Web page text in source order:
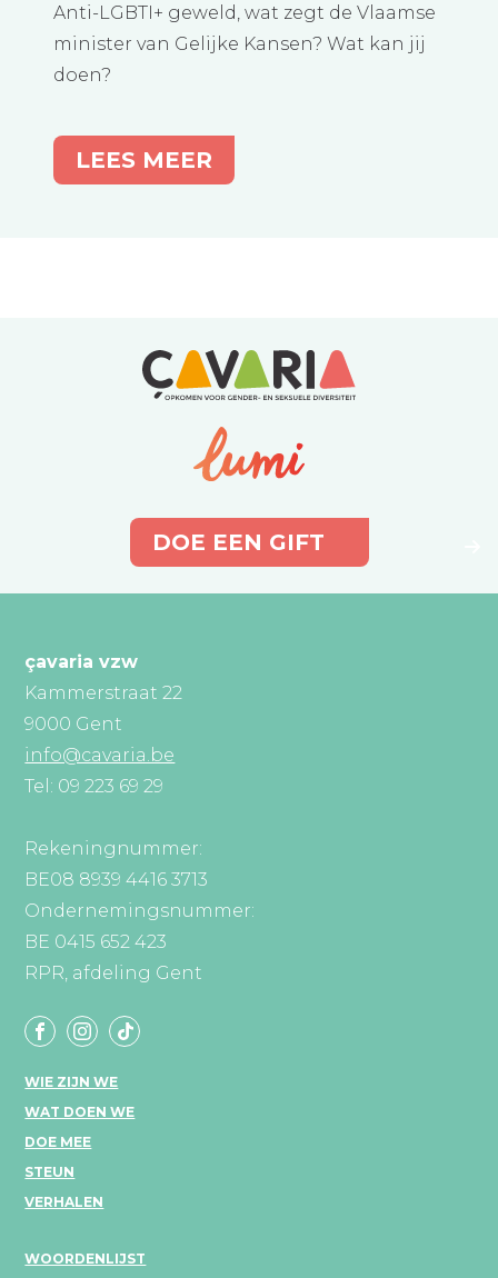
Anti-LGBTI+ geweld, wat zegt de Vlaamse
minister van Gelijke Kansen? Wat kan jij
doen?
LEES MEER
DOE EEN GIFT
çavaria vzw
Kammerstraat 22
9000 Gent
info@cavaria.be
Tel: 09 223 69 29
Rekeningnummer:
BE08 8939 4416 3713
Ondernemingsnummer:
BE 0415 652 423
RPR, afdeling Gent
WIE ZIJN WE
WAT DOEN WE
DOE MEE
STEUN
VERHALEN
WOORDENLIJST